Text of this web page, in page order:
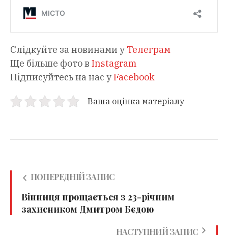
Слідкуйте за новинами у Телеграм
Ще більше фото в Instagram
Підписуйтесь на нас уFacebook
Ваша оцінка матеріалу
ПОПЕРЕДНІЙ ЗАПИС
Вінниця прощається з 23-річним
захисником Дмитром Бєдою
НАСТУПНИЙ ЗАПИС